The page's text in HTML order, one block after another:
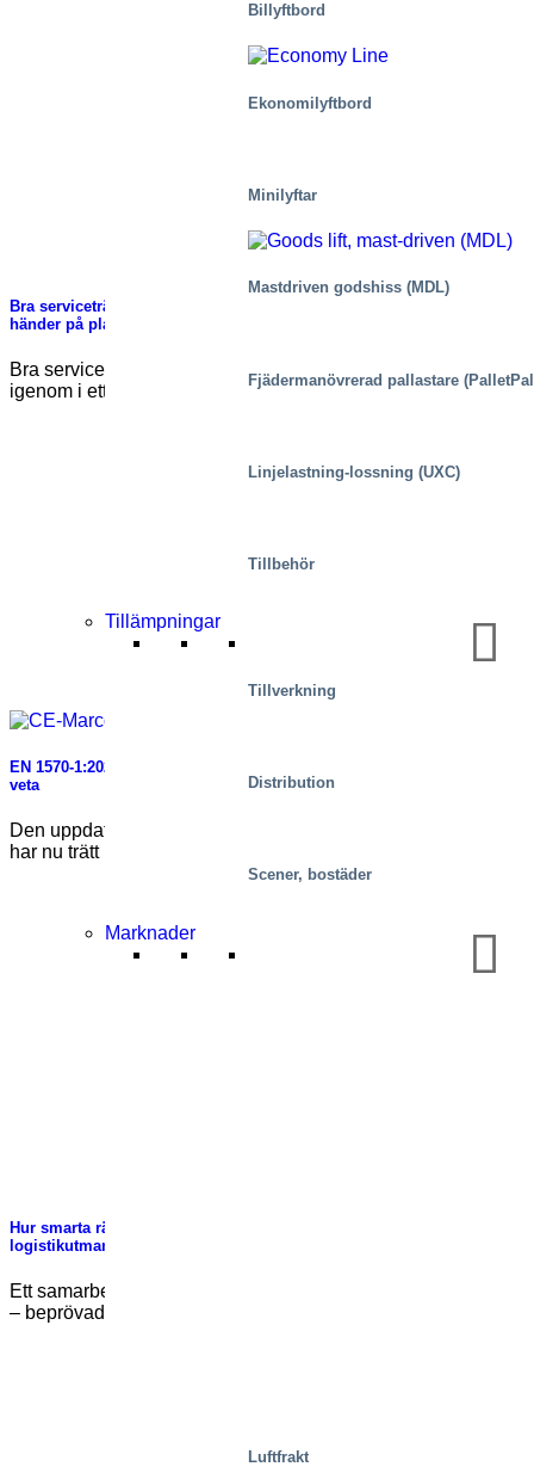
Billyftbord
Ekonomilyftbord
Minilyftar
Mastdriven godshiss (MDL)
Fjädermanövrerad pallastare
Linjelastning-lossning (UXC)
Tillbehör
Tillämpningar
Tillverkning
Distribution
Scener, bostäder
Marknader
Luftfrakt
Bra serviceträning handlar inte om teori – det handlar om vad som
händer på plats
Bra serviceträning mäts inte i hur mycket material som går
igenom i ett klassrum – [...]
EN 1570-1:2024 blir obligatorisk för CE-märkning – vad du behöver
veta
Den uppdaterade standarden EN 1570-1:2024 för lyftbord
har nu trätt i kraft. Här är vad [...]
Hur smarta rälsbundna plockplattformar löser viktiga
logistikutmaningar
Ett samarbete som förbättrar säkerhet, effektivitet och lagring
– beprövad lösning inom träindustrin och redo [...]